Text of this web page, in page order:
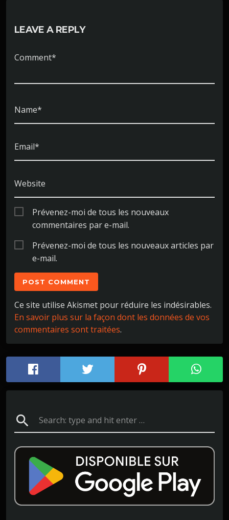
LEAVE A REPLY
Comment*
Name*
Email*
Website
Prévenez-moi de tous les nouveaux
commentaires par e-mail.
Prévenez-moi de tous les nouveaux articles par
e-mail.
Ce site utilise Akismet pour réduire les indésirables.
En savoir plus sur la façon dont les données de vos
commentaires sont traitées.
search